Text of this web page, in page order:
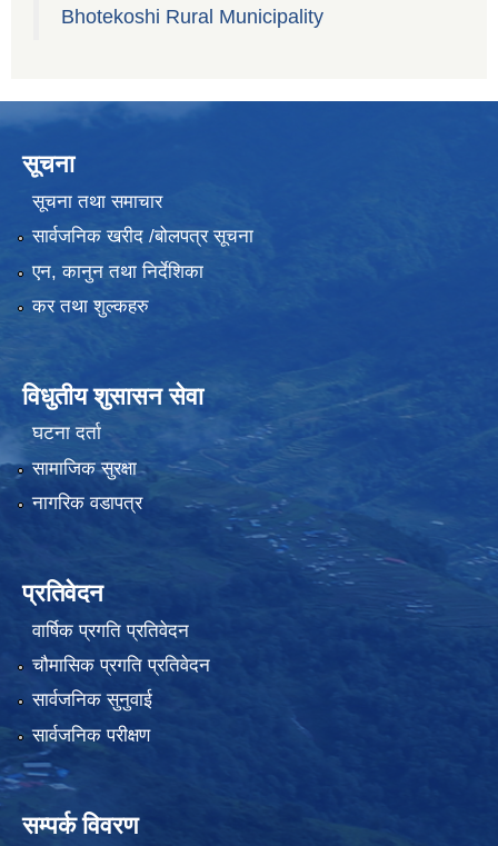
Bhotekoshi Rural Municipality
सूचना
सूचना तथा समाचार
सार्वजनिक खरीद /बोलपत्र सूचना
एन, कानुन तथा निर्देशिका
कर तथा शुल्कहरु
विधुतीय शुसासन सेवा
घटना दर्ता
सामाजिक सुरक्षा
नागरिक वडापत्र
प्रतिवेदन
वार्षिक प्रगति प्रतिवेदन
चौमासिक प्रगति प्रतिवेदन
सार्वजनिक सुनुवाई
सार्वजनिक परीक्षण
सम्पर्क विवरण